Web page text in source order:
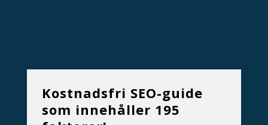
Kostnadsfri SEO-guide
som innehåller 195